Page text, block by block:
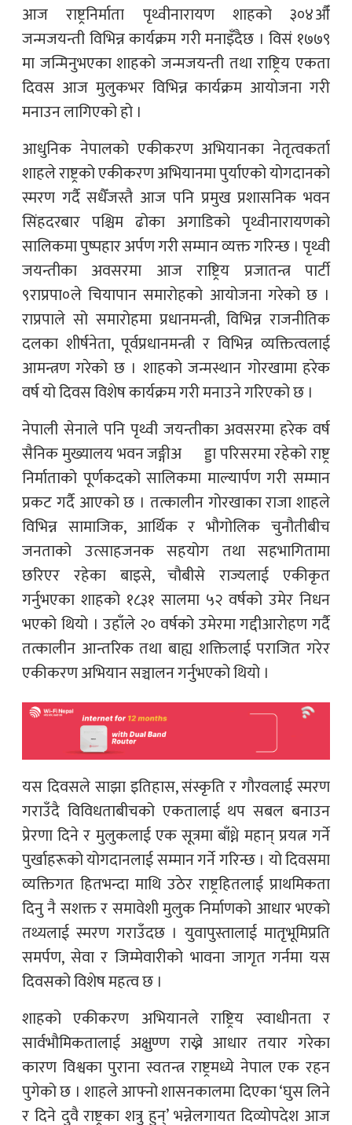
आज राष्ट्रनिर्माता पृथ्वीनारायण शाहको ३०४औँ
जन्मजयन्ती विभिन्न कार्यक्रम गरी मनाइँदैछ । विसं १७७९
मा जन्मिनुभएका शाहको जन्मजयन्ती तथा राष्ट्रिय एकता
दिवस आज मुलुकभर विभिन्न कार्यक्रम आयोजना गरी
मनाउन लागिएको हो ।
आधुनिक नेपालको एकीकरण अभियानका नेतृत्वकर्ता
शाहले राष्ट्रको एकीकरण अभियानमा पुर्याएको योगदानको
स्मरण गर्दै सधैँजस्तै आज पनि प्रमुख प्रशासनिक भवन
सिंहदरबार पश्चिम ढोका अगाडिको पृथ्वीनारायणको
सालिकमा पुष्पहार अर्पण गरी सम्मान व्यक्त गरिन्छ । पृथ्वी
जयन्तीका अवसरमा आज राष्ट्रिय प्रजातन्त्र पार्टी
९राप्रपा०ले चियापान समारोहको आयोजना गरेको छ ।
राप्रपाले सो समारोहमा प्रधानमन्त्री, विभिन्न राजनीतिक
दलका शीर्षनेता, पूर्वप्रधानमन्त्री र विभिन्न व्यक्तित्वलाई
आमन्त्रण गरेको छ । शाहको जन्मस्थान गोरखामा हरेक
वर्ष यो दिवस विशेष कार्यक्रम गरी मनाउने गरिएको छ ।
नेपाली सेनाले पनि पृथ्वी जयन्तीका अवसरमा हरेक वर्ष
सैनिक मुख्यालय भवन जङ्गीअ¬ड्डा परिसरमा रहेको राष्ट्र
निर्माताको पूर्णकदको सालिकमा माल्यार्पण गरी सम्मान
प्रकट गर्दै आएको छ । तत्कालीन गोरखाका राजा शाहले
विभिन्न सामाजिक, आर्थिक र भौगोलिक चुनौतीबीच
जनताको उत्साहजनक सहयोग तथा सहभागितामा
छरिएर रहेका बाइसे, चौबीसे राज्यलाई एकीकृत
गर्नुभएका शाहको १८३१ सालमा ५२ वर्षको उमेर निधन
भएको थियो । उहाँले २० वर्षको उमेरमा गद्दीआरोहण गर्दै
तत्कालीन आन्तरिक तथा बाह्य शक्तिलाई पराजित गरेर
एकीकरण अभियान सञ्चालन गर्नुभएको थियो ।
यस दिवसले साझा इतिहास, संस्कृति र गौरवलाई स्मरण
गराउँदै विविधताबीचको एकतालाई थप सबल बनाउन
प्रेरणा दिने र मुलुकलाई एक सूत्रमा बाँध्ने महान् प्रयत्न गर्ने
पुर्खाहरूको योगदानलाई सम्मान गर्ने गरिन्छ । यो दिवसमा
व्यक्तिगत हितभन्दा माथि उठेर राष्ट्रहितलाई प्राथमिकता
दिनु नै सशक्त र समावेशी मुलुक निर्माणको आधार भएको
तथ्यलाई स्मरण गराउँदछ । युवापुस्तालाई मातृभूमिप्रति
समर्पण, सेवा र जिम्मेवारीको भावना जागृत गर्नमा यस
दिवसको विशेष महत्व छ ।
शाहको एकीकरण अभियानले राष्ट्रिय स्वाधीनता र
सार्वभौमिकतालाई अक्षुण्ण राख्ने आधार तयार गरेका
कारण विश्वका पुराना स्वतन्त्र राष्ट्रमध्ये नेपाल एक रहन
पुगेको छ । शाहले आफ्नो शासनकालमा दिएका ‘घुस लिने
र दिने दुवै राष्ट्रका शत्रु हुन्’ भन्नेलगायत दिव्योपदेश आज